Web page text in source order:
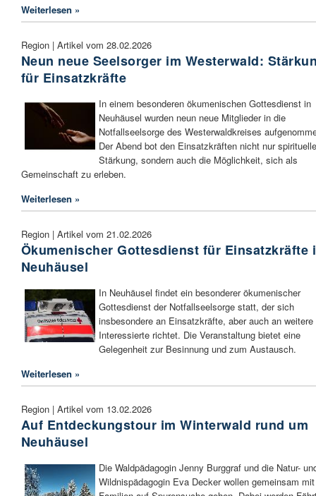
Weiterlesen »
Region | Artikel vom 28.02.2026
Neun neue Seelsorger im Westerwald:
für Einsatzkräfte
In einem besonderen ökumenischen Gottesdienst in
Neuhäusel wurden neun neue Mitglieder in die
Notfallseelsorge des Westerwaldkreises
Der Abend bot den Einsatzkräften nicht nur spirituelle
Stärkung, sondern auch die Möglichkeit, sich als
Gemeinschaft zu erleben.
Weiterlesen »
Region | Artikel vom 21.02.2026
Ökumenischer Gottesdienst für Einsatzkräfte
Neuhäusel
In Neuhäusel findet ein besonderer ökumenischer
Gottesdienst der Notfallseelsorge statt, der sich
insbesondere an Einsatzkräfte, aber auch an weitere
Interessierte richtet. Die Veranstaltung bietet eine
Gelegenheit zur Besinnung und zum Austausch.
Weiterlesen »
Region | Artikel vom 13.02.2026
Auf Entdeckungstour im Winterwald rund um
Neuhäusel
Die Waldpädagogin Jenny Burggraf und die Natur-
Wildnispädagogin Eva Decker wollen gemeinsam mit